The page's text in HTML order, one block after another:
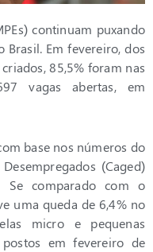
continuam puxando
Brasil. Em fevereiro, dos
85,5% foram nas
vagas abertas, em
base nos números do
(Caged)
Se comparado com o
uma queda de 6,4% no
micro e pequenas
em fevereiro de